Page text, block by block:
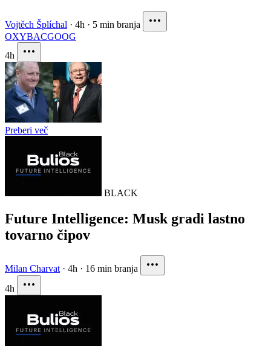
Vojtěch Šplíchal · 4h · 5 min branja
OXYBACGOOG
4h
Preberi več
BLACK
Future Intelligence: Musk gradi lastno
tovarno čipov
Milan Charvat · 4h · 16 min branja
4h